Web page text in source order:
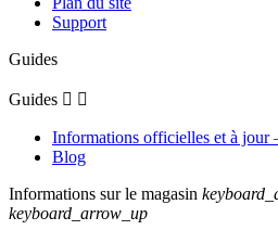
Support
Guides
Guides  
Informations officielles et à jour
Blog
Informations sur le magasin
keyboard_arrow_up